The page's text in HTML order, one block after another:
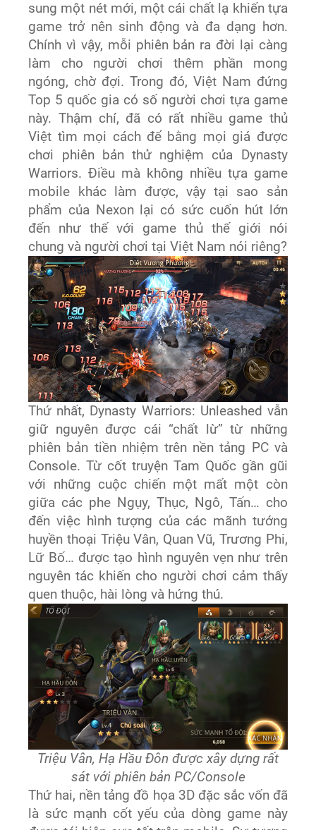
sung một nét mới, một cái chất lạ khiến tựa
game trở nên sinh động và đa dạng hơn.
Chính vì vậy, mỗi phiên bản ra đời lại càng
làm cho người chơi thêm phần mong
ngóng, chờ đợi. Trong đó, Việt Nam đứng
Top 5 quốc gia có số người chơi tựa game
này. Thậm chí, đã có rất nhiều game thủ
Việt tìm mọi cách để bằng mọi giá được
chơi phiên bản thử nghiệm của Dynasty
Warriors. Điều mà không nhiều tựa game
mobile khác làm được, vậy tại sao sản
phẩm của Nexon lại có sức cuốn hút lớn
đến như thế với game thủ thế giới nói
chung và người chơi tại Việt Nam nói riêng?
Thứ nhất, Dynasty Warriors: Unleashed vẫn
giữ nguyên được cái “chất lừ” từ những
phiên bản tiền nhiệm trên nền tảng PC và
Console. Từ cốt truyện Tam Quốc gần gũi
với những cuộc chiến một mất một còn
giữa các phe Ngụy, Thục, Ngô, Tấn… cho
đến việc hình tượng của các mãnh tướng
huyền thoại Triệu Vân, Quan Vũ, Trương Phi,
Lữ Bố… được tạo hình nguyên vẹn như trên
nguyên tác khiến cho người chơi cảm thấy
quen thuộc, hài lòng và hứng thú.
Triệu Vân, Hạ Hầu Đôn được xây dựng rất
sát với phiên bản PC/Console
Thứ hai, nền tảng đồ họa 3D đặc sắc vốn đã
là sức mạnh cốt yếu của dòng game này